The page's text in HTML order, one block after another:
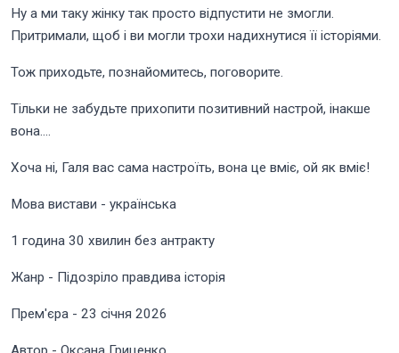
Ну а ми таку жінку так просто відпустити не змогли.
Притримали, щоб і ви могли трохи надихнутися її історіями.
Тож приходьте, познайомитесь, поговорите.
Тільки не забудьте прихопити позитивний настрой, інакше
вона….
Хоча ні, Галя вас сама настроїть, вона це вміє, ой як вміє!
Мова вистави - українська
1 година 30 хвилин без антракту
Жанр - Підозріло правдива історія
Прем'єра - 23 січня 2026